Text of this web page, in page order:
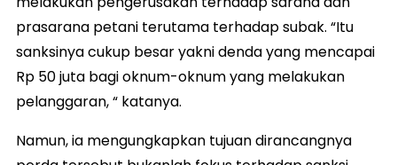
prasarana petani terutama terhadap subak. “Itu
sanksinya cukup besar yakni denda yang mencapai
Rp 50 juta bagi oknum-oknum yang melakukan
pelanggaran, “ katanya.
Namun, ia mengungkapkan tujuan dirancangnya